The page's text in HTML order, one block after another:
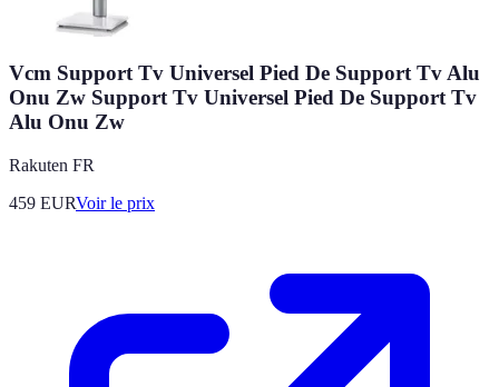
Vcm Support Tv Universel Pied De Support Tv Alu
Onu Zw Support Tv Universel Pied De Support Tv
Alu Onu Zw
Rakuten FR
459 EURVoir le prix